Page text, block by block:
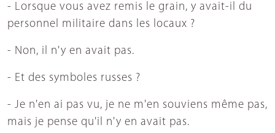
- Lorsque vous avez remis le grain, y avait-il du
personnel militaire dans les locaux ?
- Non, il n'y en avait pas.
- Et des symboles russes ?
- Je n'en ai pas vu, je ne m'en souviens même pas,
mais je pense qu'il n'y en avait pas.